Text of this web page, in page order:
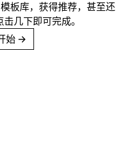
板库，获得推荐，甚至还
几下即可完成。
始 →